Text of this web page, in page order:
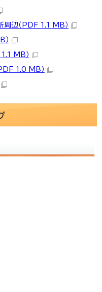
周辺（PDF 1.1 MB）
）
MB）
1.0 MB）